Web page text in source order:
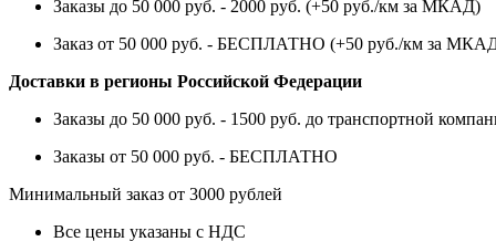
Заказы до 50 000 руб. - 2000 руб. (+50 руб./км за МКАД)
Заказ от 50 000 руб. - БЕСПЛАТНО (+50 руб./км за
Доставки в регионы Российской Федерации
Заказы до 50 000 руб. - 1500 руб. до транспортной
Заказы от 50 000 руб. - БЕСПЛАТНО
Минимальный заказ от 3000 рублей
Все цены указаны с НДС